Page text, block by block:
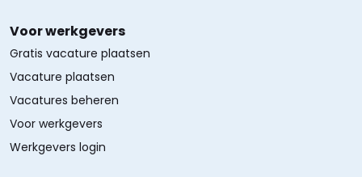
Voor werkgevers
Gratis vacature plaatsen
Vacature plaatsen
Vacatures beheren
Voor werkgevers
Werkgevers login